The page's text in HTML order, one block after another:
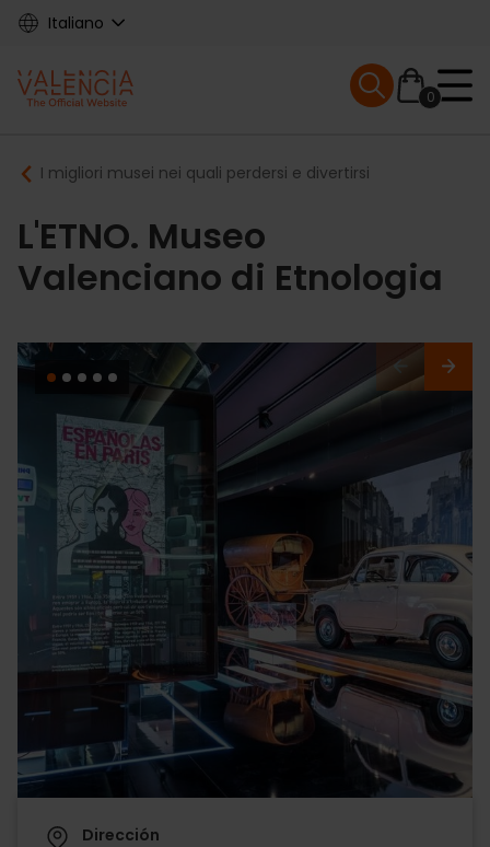
Skip
content
Italiano
Main
navigation
0
Mobile menu
Breadcrumb
I migliori musei nei quali perdersi e divertirsi
L'ETNO. Museo
Valenciano di Etnologia
Dirección